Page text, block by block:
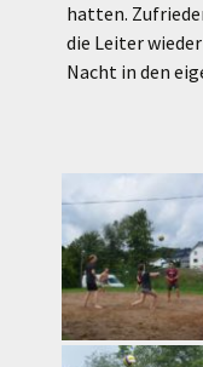
hatten.
die Leiter
Nacht in den